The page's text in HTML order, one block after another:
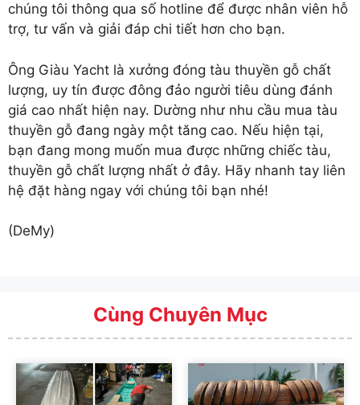
chúng tôi thông qua số hotline để được nhân viên hỗ
trợ, tư vấn và giải đáp chi tiết hơn cho bạn.
Ông Giàu Yacht là xưởng đóng tàu thuyền gỗ chất
lượng, uy tín được đông đảo người tiêu dùng đánh
giá cao nhất hiện nay. Dường như nhu cầu mua tàu
thuyền gỗ đang ngày một tăng cao. Nếu hiện tại,
bạn đang mong muốn mua được những chiếc tàu,
thuyền gỗ chất lượng nhất ở đây. Hãy nhanh tay liên
hệ đặt hàng ngay với chúng tôi bạn nhé!
(DeMy)
Cùng Chuyên Mục